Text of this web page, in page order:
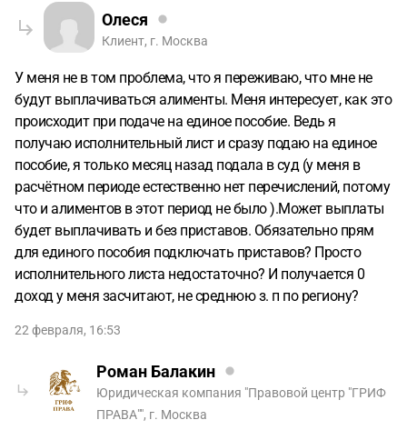
Олеся
Клиент, г. Москва
У меня не в том проблема, что я переживаю, что мне не
будут выплачиваться алименты. Меня интересует, как это
происходит при подаче на единое пособие. Ведь я
получаю исполнительный лист и сразу подаю на единое
пособие, я только месяц назад подала в суд (у меня в
расчётном периоде естественно нет перечислений, потому
что и алиментов в этот период не было ).Может выплаты
будет выплачивать и без приставов. Обязательно прям
для единого пособия подключать приставов? Просто
исполнительного листа недостаточно? И получается 0
доход у меня засчитают, не среднюю з. п по региону?
22 февраля, 16:53
Роман Балакин
Юридическая компания "Правовой центр "ГРИФ
ПРАВА"", г. Москва